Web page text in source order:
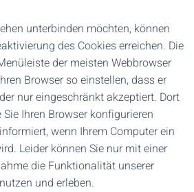
unterbinden möchten, können
des Cookies erreichen. Die
der meisten Webbrowser
Browser so einstellen, dass er
nur eingeschränkt akzeptiert. Dort
Ihren Browser konfigurieren
wenn Ihrem Computer ein
Leider können Sie nur mit einer
die Funktionalität unserer
und erleben.